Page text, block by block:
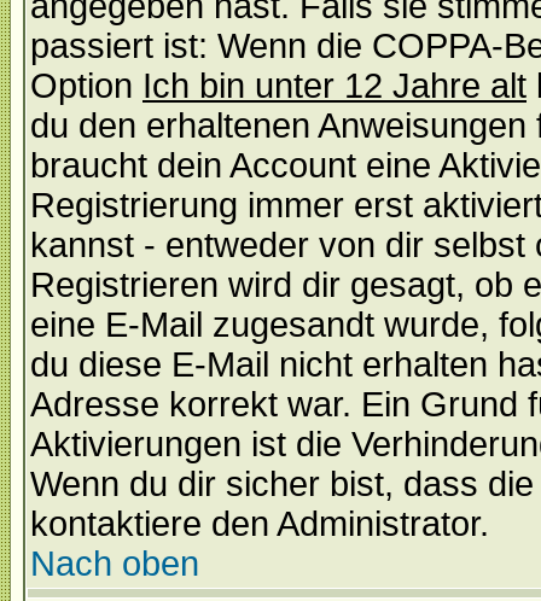
passiert ist: Wenn die COPPA-
Option Ich bin unter 12 Jahre alt
du den erhaltenen
braucht dein Account eine
Registrierung immer erst
kannst - entweder von dir selbst
Registrieren wird dir gesagt, ob
eine E-Mail zugesandt wurde,
du diese E-Mail nicht erhalten
Adresse korrekt war. Ein Grund
Aktivierungen ist die
Wenn du dir sicher bist, dass
kontaktiere den Administrator.
Nach oben